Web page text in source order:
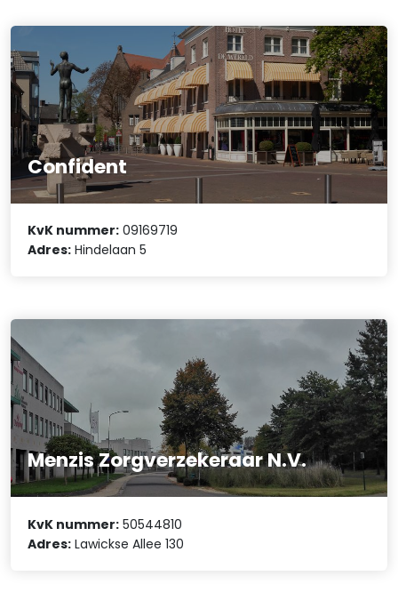
Confident
KvK nummer: 09169719
Adres: Hindelaan 5
Menzis Zorgverzekeraar N.V.
KvK nummer: 50544810
Adres: Lawickse Allee 130